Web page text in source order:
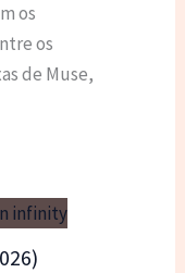
os
os
de Muse,